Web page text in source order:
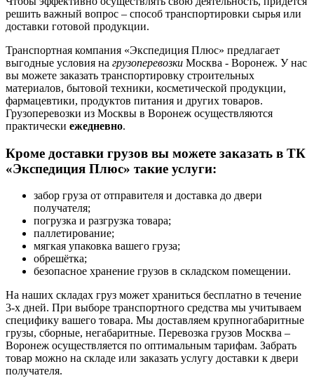
решить важный вопрос – способ транспортировки сырья или
доставки готовой продукции.
Транспортная компания «Экспедиция Плюс» предлагает
выгодные условия на грузоперевозки Москва - Воронеж. У нас
вы можете заказать транспортировку строительных
материалов, бытовой техники, косметической продукции,
фармацевтики, продуктов питания и других товаров.
Грузоперевозки из Москвы в Воронеж осуществляются
практически ежедневно.
Кроме доставки грузов вы можете заказать в ТК
«Экспедиция Плюс» такие услуги:
забор груза от отправителя и доставка до двери
получателя;
погрузка и разгрузка товара;
паллетирование;
мягкая упаковка вашего груза;
обрешётка;
безопасное хранение грузов в складском помещении.
На наших складах груз может храниться бесплатно в течение
3-х дней. При выборе транспортного средства мы учитываем
специфику вашего товара. Мы доставляем крупногабаритные
грузы, сборные, негабаритные. Перевозка грузов Москва –
Воронеж осуществляется по оптимальным тарифам. Забрать
товар можно на складе или заказать услугу доставки к двери
получателя.